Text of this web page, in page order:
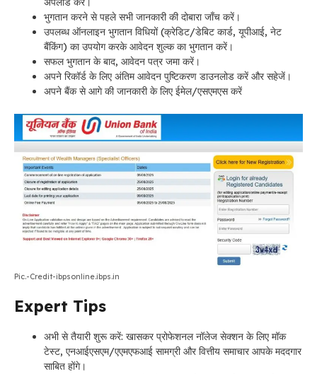
भुगतान करने से पहले सभी जानकारी की दोबारा जाँच करें।
उपलब्ध ऑनलाइन भुगतान विधियों (क्रेडिट/डेबिट कार्ड, यूपीआई, नेट
बैंकिंग) का उपयोग करके आवेदन शुल्क का भुगतान करें।
सफल भुगतान के बाद, आवेदन पत्र जमा करें।
अपने रिकॉर्ड के लिए अंतिम आवेदन पुष्टिकरण डाउनलोड करें और सहेजें।
अपने बैंक से आगे की जानकारी के लिए ईमेल/एसएमएस करें
Pic.-Credit-ibpsonline.ibps.in
Expert Tips
अभी से तैयारी शुरू करें: खासकर प्रोफेशनल नॉलेज सेक्शन के लिए मॉक
टेस्ट, एनआईएसएम/एएमएफआई सामग्री और वित्तीय समाचार आपके मददगार
साबित होंगे।